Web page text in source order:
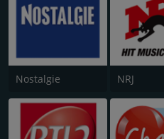
Nostalgie NRJ